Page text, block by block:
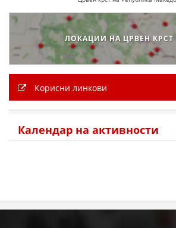
БРОШУРИ
ПОСТЕРИ
ПРЕЗЕНТАЦИИ
ЛОКАЦИИ НА ЦРВЕН КРСТ
Корисни линкови
Календар на активности